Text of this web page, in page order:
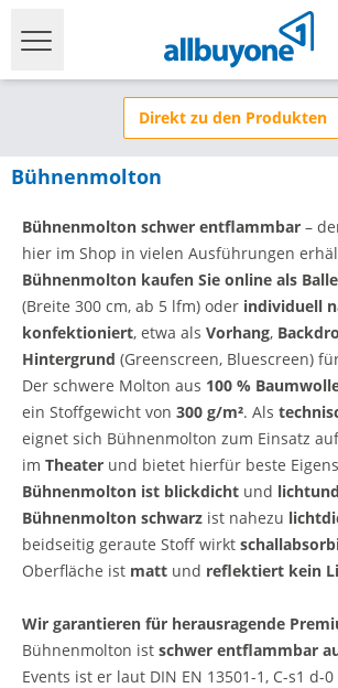
Direkt zu den Produkten
Bühnenmolton
Bühnenmolton schwer entflammbar –
hier im Shop in vielen Ausführungen
Bühnenmolton kaufen Sie online als
(Breite 300 cm, ab 5 lfm) oder individuell
konfektioniert, etwa als Vorhang,
Hintergrund (Greenscreen, Bluescreen)
Der schwere Molton aus 100 %
ein Stoffgewicht von 300 g/m². Als
eignet sich Bühnenmolton zum Einsatz
im Theater und bietet hierfür beste
Bühnenmolton ist blickdicht und
Bühnenmolton schwarz ist nahezu
beidseitig geraute Stoff wirkt
Oberfläche ist matt und reflektiert kein
Wir garantieren für herausragende
Bühnenmolton ist schwer entflammbar
Events ist er laut DIN EN 13501-1, C-s1 d-